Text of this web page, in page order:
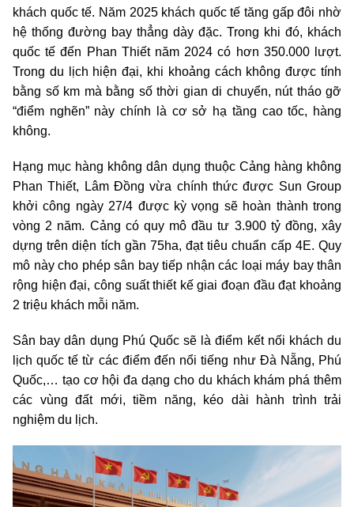
khách quốc tế. Năm 2025 khách quốc tế tăng gấp đôi nhờ
hệ thống đường bay thẳng dày đặc. Trong khi đó, khách
quốc tế đến Phan Thiết năm 2024 có hơn 350.000 lượt.
Trong du lịch hiện đại, khi khoảng cách không được tính
bằng số km mà bằng số thời gian di chuyển, nút tháo gỡ
“điểm nghẽn” này chính là cơ sở hạ tầng cao tốc, hàng
không.
Hạng mục hàng không dân dụng thuộc Cảng hàng không
Phan Thiết, Lâm Đồng vừa chính thức được Sun Group
khởi công ngày 27/4 được kỳ vọng sẽ hoàn thành trong
vòng 2 năm. Cảng có quy mô đầu tư 3.900 tỷ đồng, xây
dựng trên diện tích gần 75ha, đạt tiêu chuẩn cấp 4E. Quy
mô này cho phép sân bay tiếp nhận các loại máy bay thân
rộng hiện đại, công suất thiết kế giai đoạn đầu đạt khoảng
2 triệu khách mỗi năm.
Sân bay dân dụng Phú Quốc sẽ là điểm kết nối khách du
lịch quốc tế từ các điểm đến nổi tiếng như Đà Nẵng, Phú
Quốc,… tạo cơ hội đa dạng cho du khách khám phá thêm
các vùng đất mới, tiềm năng, kéo dài hành trình trải
nghiệm du lịch.